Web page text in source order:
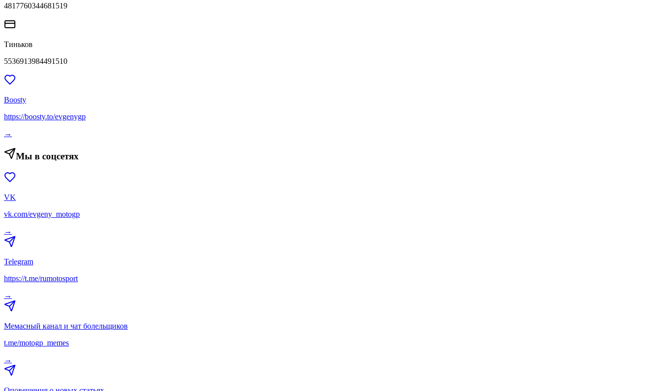
4817760344681519
Тиньков
5536913984491510
Boosty
https://boosty.to/evgenygp
→
Мы в соцсетях
VK
vk.com/evgeny_motogp
→
Telegram
https://t.me/rumotosport
→
Мемасный канал и чат болельщиков
t.me/motogp_memes
→